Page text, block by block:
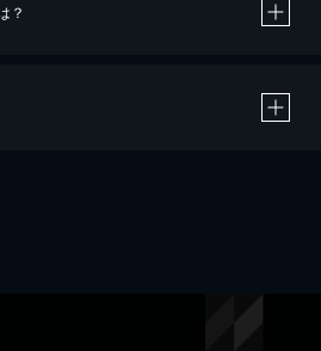
ットカード決済による作品の購入 / レンタルです。
品の購入 / レンタルは、20％のポイント還元です。
？